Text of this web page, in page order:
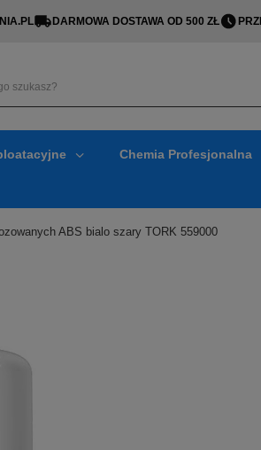
DARMOWA DOSTAWA OD 500 ZŁ
Chemia Profesjonalna
ABS bialo szary TORK 559000